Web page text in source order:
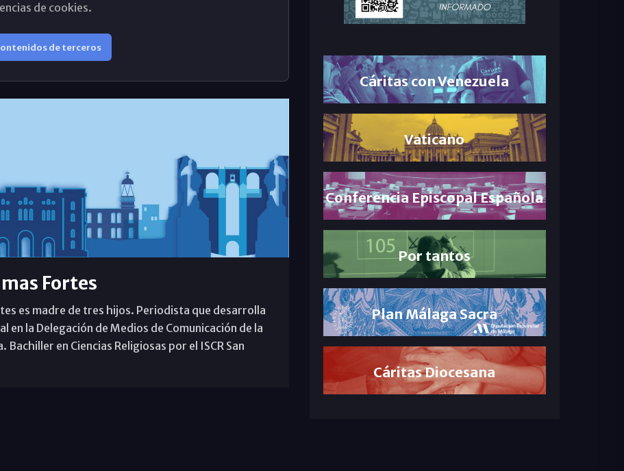
de cookies.
de terceros
Fortes
es madre de tres hijos. Periodista que desarrolla
en la Delegación de Medios de Comunicación de la
Bachiller en Ciencias Religiosas por el ISCR San
Cáritas con Venezuela
Vaticano
Conferencia Episcopal Española
Por tantos
Plan Málaga Sacra
Cáritas Diocesana